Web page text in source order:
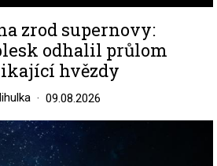
zrod supernovy:
odhalil průlom
hvězdy
09.08.2026